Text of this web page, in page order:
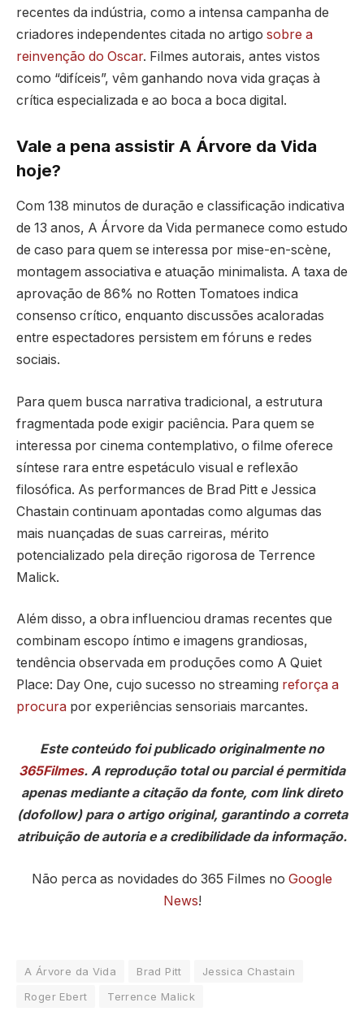
recentes da indústria, como a intensa campanha de
criadores independentes citada no artigo sobre a
reinvenção do Oscar. Filmes autorais, antes vistos
como “difíceis”, vêm ganhando nova vida graças à
crítica especializada e ao boca a boca digital.
Vale a pena assistir A Árvore da Vida
hoje?
Com 138 minutos de duração e classificação indicativa
de 13 anos, A Árvore da Vida permanece como estudo
de caso para quem se interessa por mise-en-scène,
montagem associativa e atuação minimalista. A taxa de
aprovação de 86% no Rotten Tomatoes indica
consenso crítico, enquanto discussões acaloradas
entre espectadores persistem em fóruns e redes
sociais.
Para quem busca narrativa tradicional, a estrutura
fragmentada pode exigir paciência. Para quem se
interessa por cinema contemplativo, o filme oferece
síntese rara entre espetáculo visual e reflexão
filosófica. As performances de Brad Pitt e Jessica
Chastain continuam apontadas como algumas das
mais nuançadas de suas carreiras, mérito
potencializado pela direção rigorosa de Terrence
Malick.
Além disso, a obra influenciou dramas recentes que
combinam escopo íntimo e imagens grandiosas,
tendência observada em produções como A Quiet
Place: Day One, cujo sucesso no streaming reforça a
procura por experiências sensoriais marcantes.
Este conteúdo foi publicado originalmente no
365Filmes. A reprodução total ou parcial é permitida
apenas mediante a citação da fonte, com link direto
(dofollow) para o artigo original, garantindo a correta
atribuição de autoria e a credibilidade da informação.
Não perca as novidades do 365 Filmes no Google
News!
A Árvore da Vida Brad Pitt
Jessica Chastain
Roger Ebert
Terrence Malick